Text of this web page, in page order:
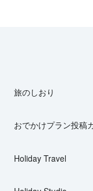
旅のしおり
おでかけプラン投稿
Holiday Travel